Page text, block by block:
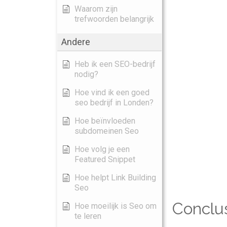
Waarom zijn
trefwoorden belangrijk
Andere
Heb ik een SEO-bedrijf
nodig?
Hoe vind ik een goed
seo bedrijf in Londen?
Hoe beïnvloeden
subdomeinen Seo
Hoe volg je een
Featured Snippet
Hoe helpt Link Building
Seo
Hoe moeilijk is Seo om
te leren